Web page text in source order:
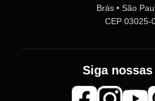
Brás • São
CEP 03025-
Siga